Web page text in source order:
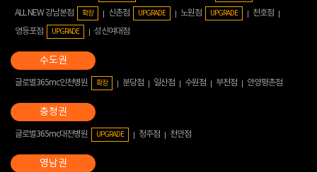
ALL NEW 강남본점 확장 신촌점 UPGRADE 노원점 UPGRADE
천호점
영등포점
UPGRADE 성신여대점
글로벌365mc인천병원 확장 분당점 일산점 수원점 부천점 안양평촌점
글로벌365mc대전병원 UPGRADE 청주점 천안점